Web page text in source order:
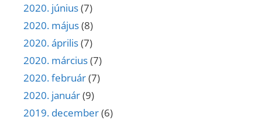
2020. június(7)
2020. május(8)
2020. április(7)
2020. március(7)
2020. február(7)
2020. január(9)
2019. december(6)